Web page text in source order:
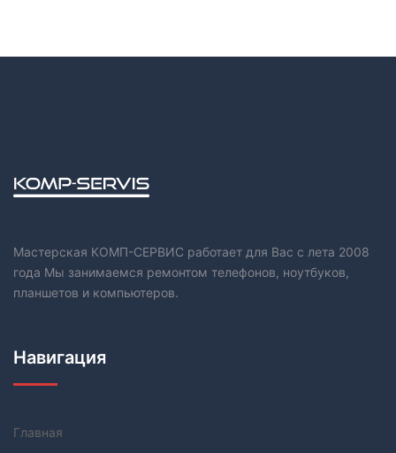
Мастерская КОМП-СЕРВИС работает для Вас с лета 2008
года Мы занимаемся ремонтом телефонов, ноутбуков,
планшетов и компьютеров.
Навигация
Главная